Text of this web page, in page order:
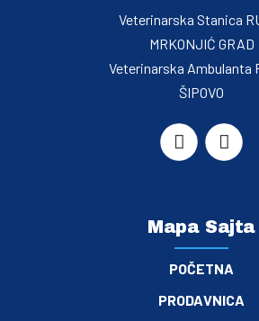
Veterinarska Stanica
MRKONJIĆ GRAD
Veterinarska Ambulanta
ŠIPOVO
Mapa Sajta
POČETNA
PRODAVNICA